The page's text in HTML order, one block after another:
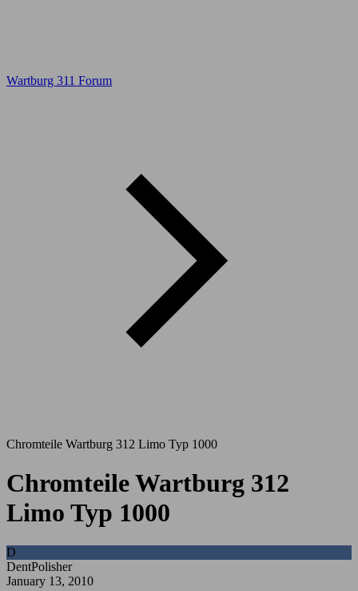
Wartburg 311 Forum
Chromteile Wartburg 312 Limo Typ 1000
Chromteile Wartburg 312
Limo Typ 1000
D
DentPolisher
January 13, 2010